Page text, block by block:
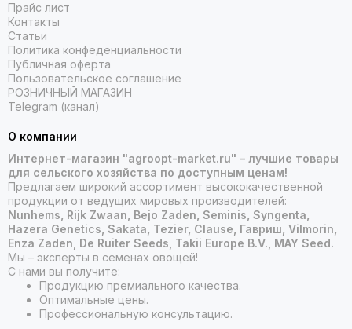
Прайс лист
Контакты
Статьи
Политика конфеденциальности
Публичная оферта
Пользовательское соглашение
РОЗНИЧНЫЙ МАГАЗИН
Telegram (канал)
О компании
Интернет-магазин "agroopt-market.ru" – лучшие товары
для сельского хозяйства по доступным ценам!
Предлагаем широкий ассортимент высококачественной
продукции от ведущих мировых производителей:
Nunhems, Rijk Zwaan, Bejo Zaden, Seminis, Syngenta,
Hazera Genetics, Sakata, Tezier, Clause, Гавриш, Vilmorin,
Enza Zaden, De Ruiter Seeds, Takii Europe B.V., MAY Seed.
Мы – эксперты в семенах овощей!
С нами вы получите:
Продукцию премиального качества.
Оптимальные цены.
Профессиональную консультацию.